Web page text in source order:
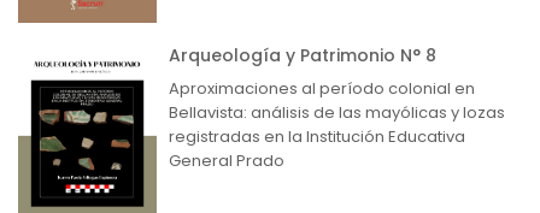
Arqueología y Patrimonio N° 8
Aproximaciones al período colonial en
Bellavista: análisis de las mayólicas y lozas
registradas en la Institución Educativa
General Prado